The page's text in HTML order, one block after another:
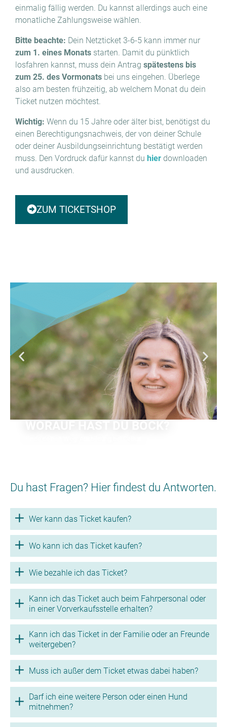
einmalig fällig werden. Du kannst allerdings auch eine
monatliche Zahlungsweise wählen.
Bitte beachte: Dein Netzticket 3-6-5 kann immer nur
zum 1. eines Monats starten. Damit du pünktlich
losfahren kannst, muss dein Antrag spätestens bis
zum 25. des Vormonats bei uns eingehen. Überlege
also am besten frühzeitig, ab welchem Monat du dein
Ticket nutzen möchtest.
Wichtig: Wenn du 15 Jahre oder älter bist, benötigst du
einen Berechtigungsnachweis, der von deiner Schule
oder deiner Ausbildungseinrichtung bestätigt werden
muss. Den Vordruck dafür kannst du hier downloaden
und ausdrucken.
ZUM TICKETSHOP
Du hast Fragen? Hier findest du Antworten.
Wer kann das Ticket kaufen?
Wo kann ich das Ticket kaufen?
Wie bezahle ich das Ticket?
Kann ich das Ticket auch beim Fahrpersonal oder
in einer Vorverkaufsstelle erhalten?
Kann ich das Ticket in der Familie oder an Freunde
weitergeben?
Muss ich außer dem Ticket etwas dabei haben?
Darf ich eine weitere Person oder einen Hund
mitnehmen?